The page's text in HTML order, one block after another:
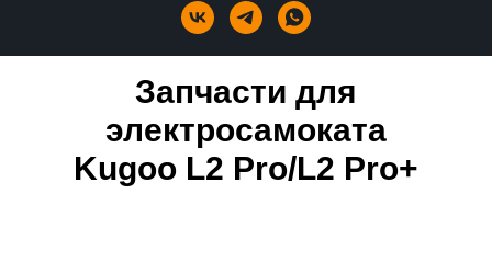
Запчасти для
электросамоката
Kugoo L2 Pro/L2 Pro+